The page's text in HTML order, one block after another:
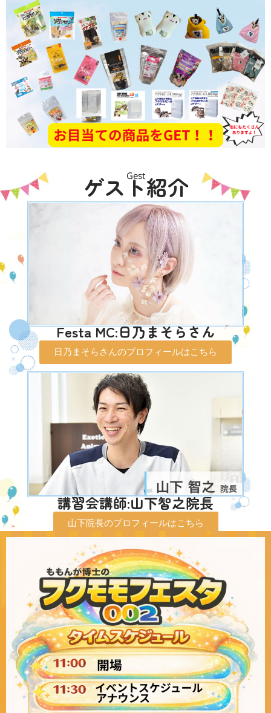
Gest
ゲスト紹介
Festa MC:日乃まそらさん
日乃まそらさんのプロフィールはこちら
講習会講師:山下智之院長
山下院長のプロフィールはこちら